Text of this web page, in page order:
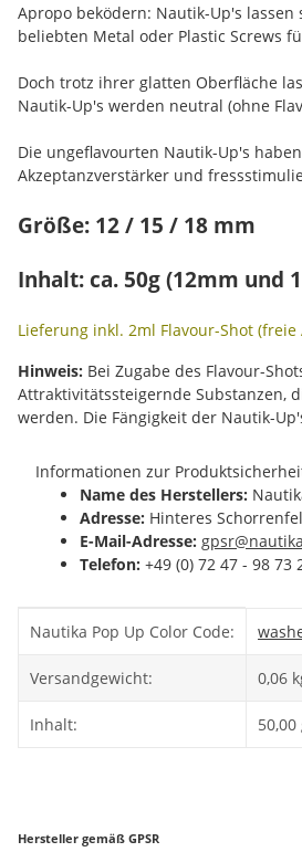
Apropo beködern: Nautik-Up's
beliebten Metal oder Plastic Screws
Doch trotz ihrer glatten Oberfläche
Nautik-Up's werden neutral (ohne
Die ungeflavourten Nautik-Up's
Akzeptanzverstärker und
Größe: 12 / 15 / 18 mm
Inhalt: ca. 50g (12mm und
Lieferung inkl. 2ml Flavour-Shot (freie
Hinweis: Bei Zugabe des Flavour-
Attraktivitätssteigernde Substanzen,
werden. Die Fängigkeit der Nautik-
Informationen zur
Name des Herstellers:
Adresse: Hinteres
E-Mail-Adresse:
Telefon: +49 (0) 72 47 - 98 73
Nautika Pop Up Color Code:
Versandgewicht: 0,06
Inhalt: 50,00
Hersteller gemäß GPSR